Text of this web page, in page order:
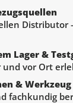
Distributor
Lager &
vor Ort
& Werkzeug
fachkundig